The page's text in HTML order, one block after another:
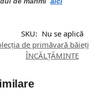
SKU: Nu se aplică
de primăvară băieți
ÎNCĂLȚĂMINTE